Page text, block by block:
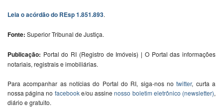
Leia o acórdão do REsp 1.851.893.
Fonte: Superior Tribunal de Justiça.
Publicação: Portal do RI (Registro de Imóveis) | O Portal das informações
notariais, registrais e imobiliárias.
Para acompanhar as notícias do Portal do RI, siga-nos notwitter, curta a
nossa página no facebooke/ou assinenosso boletim eletrônico (newsletter),
diário e gratuito.